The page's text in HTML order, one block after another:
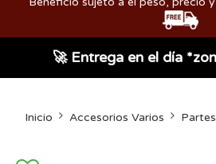
🚀 Entrega en el día
Inicio Accesorios Varios